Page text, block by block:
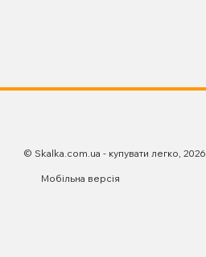
© Skalka.com.ua - купувати легко, 2026
Мобільна версія